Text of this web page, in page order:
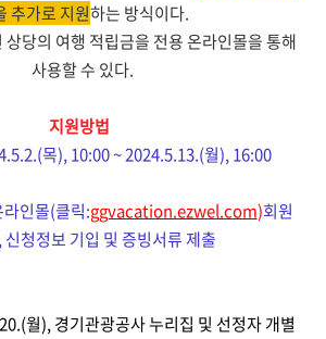
추가로 지원하는 방식이다.
당의 여행 적립금을 전용 온라인몰을 통해
사용할 수 있다.
지원방법
목), 10:00 ~ 2024.5.13.(월), 16:00
인몰(클릭:ggvacation.ezwel.com)회원
,신청정보 기입 및 증빙서류 제출
월),경기관광공사 누리집 및 선정자 개별